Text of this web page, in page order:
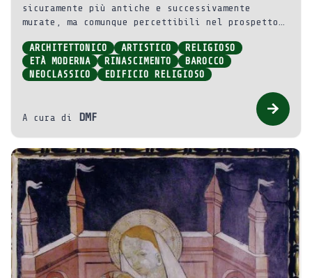
sicuramente più antiche e successivamente
murate, ma comunque percettibili nel prospetto
verso il cortile.
ARCHITETTONICO ARTISTICO
RELIGIOSO
ETÀ MODERNA
RINASCIMENTO
BAROCCO
NEOCLASSICO
EDIFICIO RELIGIOSO
A cura di DMF